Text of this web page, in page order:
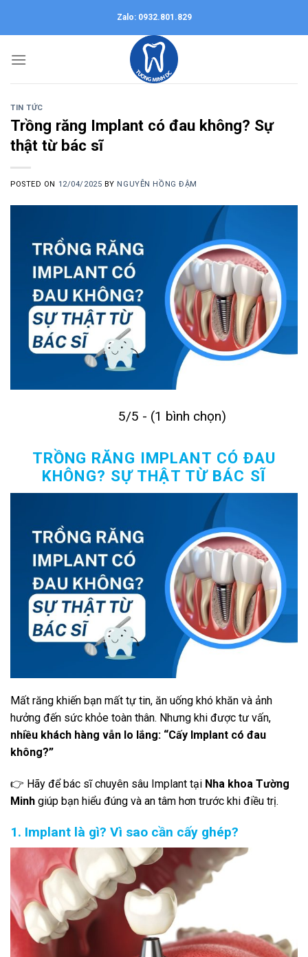
Zalo: 0932.801.829
TIN TỨC
Trồng răng Implant có đau không? Sự
thật từ bác sĩ
POSTED ON 12/04/2025 BY NGUYỄN HỒNG ĐẬM
5/5 - (1 bình chọn)
TRỒNG RĂNG IMPLANT CÓ ĐAU
KHÔNG? SỰ THẬT TỪ BÁC SĨ
Mất răng khiến bạn mất tự tin, ăn uống khó khăn và ảnh
hưởng đến sức khỏe toàn thân. Nhưng khi được tư vấn,
nhiều khách hàng vẫn lo lắng: “Cấy Implant có đau
không?”
👉 Hãy để bác sĩ chuyên sâu Implant tại Nha khoa Tường
Minh giúp bạn hiểu đúng và an tâm hơn trước khi điều trị.
1. Implant là gì? Vì sao cần cấy ghép?